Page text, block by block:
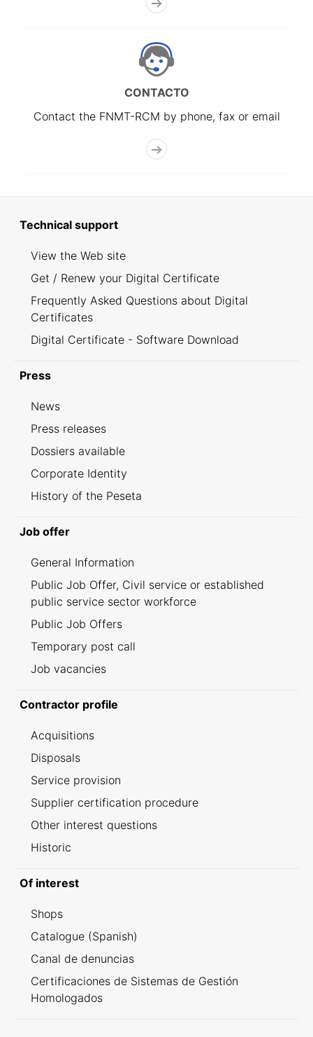
CONTACTO
Contact the FNMT-RCM by phone, fax or email
Technical support
View the Web site
Get / Renew your Digital Certificate
Frequently Asked Questions about Digital
Certificates
Digital Certificate - Software Download
Press
News
Press releases
Dossiers available
Corporate Identity
History of the Peseta
Job offer
General Information
Public Job Offer, Civil service or established
public service sector workforce
Public Job Offers
Temporary post call
Job vacancies
Contractor profile
Acquisitions
Disposals
Service provision
Supplier certification procedure
Other interest questions
Historic
Of interest
Shops
Catalogue (Spanish)
Canal de denuncias
Certificaciones de Sistemas de Gestión
Homologados